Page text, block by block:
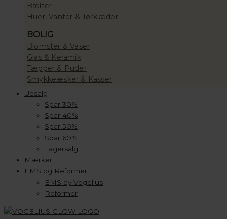
Bælter
Huer, Vanter & Tørklæder
BOLIG
Blomster & Vaser
Glas & Keramik
Tæpper & Puder
Smykkeæsker & Kasser
Udsalg
Spar 30%
Spar 40%
Spar 50%
Spar 60%
Lagersalg
Mærker
EMS og Reformer
EMS by Vogelius
Reformer